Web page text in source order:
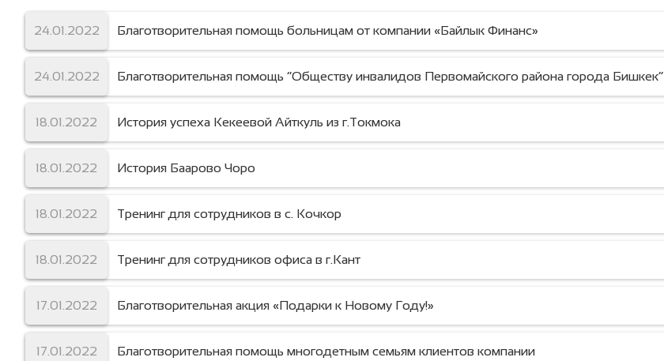
24.01.2022 Благотворительная помощь больницам от компании «Байлык Финанс»
24.01.2022 Благотворительная помощь “Обществу инвалидов Первомайского района города Бишкек”
18.01.2022 История успеха Кекеевой Айткуль из г.Токмока
18.01.2022 История Баарово Чоро
18.01.2022 Тренинг для сотрудников в с. Кочкор
18.01.2022 Тренинг для сотрудников офиса в г.Кант
17.01.2022 Благотворительная акция «Подарки к Новому Году!»
17.01.2022 Благотворительная помощь многодетным семьям клиентов компании